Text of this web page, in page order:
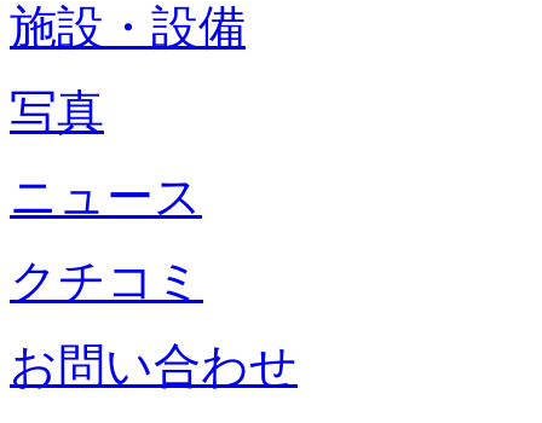
施設・設備
写真
ニュース
クチコミ
お問い合わせ